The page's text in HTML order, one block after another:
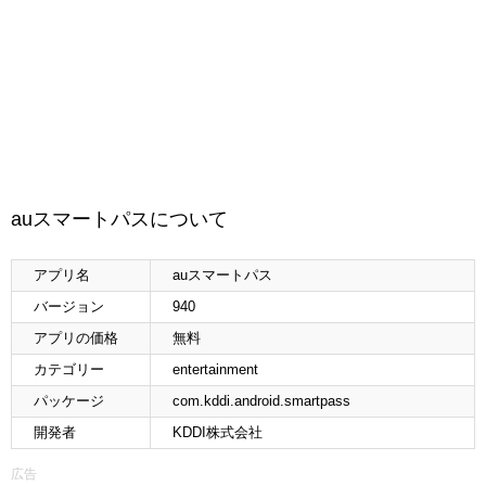
auスマートパスについて
アプリ名
auスマートパス
バージョン
940
アプリの価格
無料
カテゴリー
entertainment
パッケージ
com.kddi.android.smartpass
開発者
KDDI株式会社
広告